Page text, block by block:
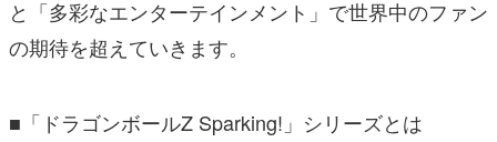
と「多彩なエンターテインメント」で世界中のファン
の期待を超えていきます。
■「ドラゴンボールZ Sparking!」シリーズとは